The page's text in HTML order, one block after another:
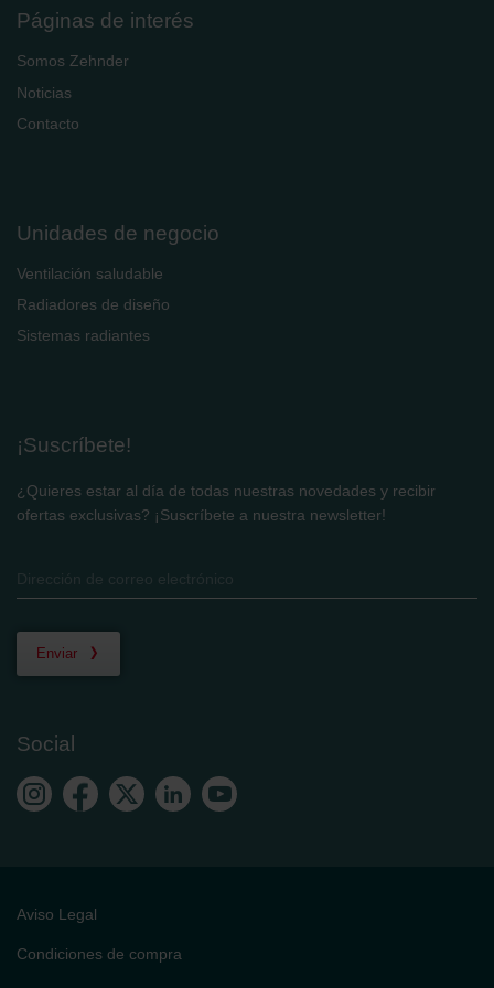
Páginas de interés
Somos Zehnder
Noticias
Contacto
Unidades de negocio
Ventilación saludable
Radiadores de diseño
Sistemas radiantes
¡Suscríbete!
¿Quieres estar al día de todas nuestras novedades y recibir
ofertas exclusivas? ¡Suscríbete a nuestra newsletter!
Enviar
Social
Aviso Legal
Condiciones de compra